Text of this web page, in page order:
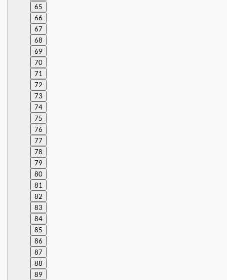
65
66
67
68
69
70
71
72
73
74
75
76
77
78
79
80
81
82
83
84
85
86
87
88
89